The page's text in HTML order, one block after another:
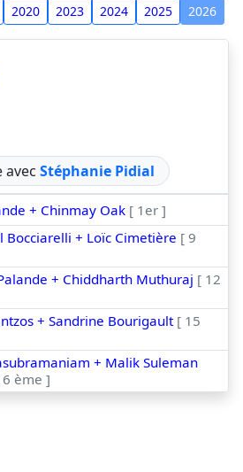
2020 2023 2024 2025 2026
avec Stéphanie Pidial
+ Chinmay Oak [ 1er ]
Bocciarelli + Loïc Cimetière [ 9
+ Chiddharth Muthuraj [ 12
+ Sandrine Bourigault [ 15
+ Malik Suleman
ème ]